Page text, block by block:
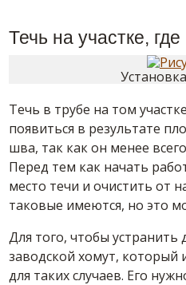
Течь на участке,
Течь в трубе на том
появиться в результате
шва, так как он менее
Перед тем как начать
место течи и очистить от
таковые имеются, но это
Для того, чтобы
заводской хомут, который
для таких случаев. Его